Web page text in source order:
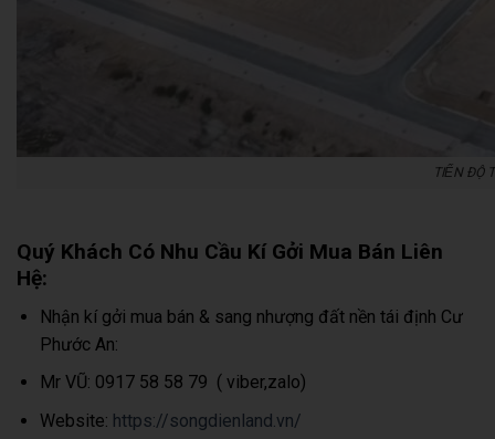
TIẾN ĐỘ
Quý Khách Có Nhu Cầu Kí Gởi Mua Bán Liên
Hệ:
Nhận kí gởi mua bán & sang nhượng đất nền tái định Cư
Phước An:
Mr VŨ: 0917 58 58 79 ( viber,zalo)
Website: https://songdienland.vn/